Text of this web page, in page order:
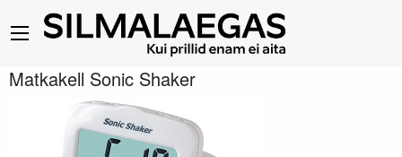
Matkakell Sonic Shaker